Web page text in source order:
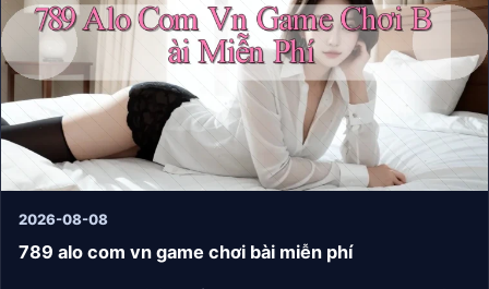
2026-08-08
789 alo com vn game chơi bài miễn phí